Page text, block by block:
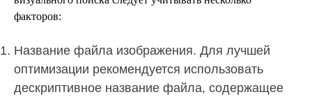
факторов:
Название файла изображения. Для лучшей
оптимизации рекомендуется использовать
дескриптивное название файла, содержащее